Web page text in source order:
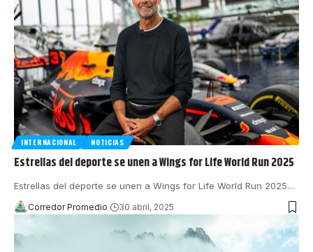
INTERNACIONAL NOTICIAS
Estrellas del deporte se unen a Wings for Life World Run 2025
Estrellas del deporte se unen a Wings for Life World Run 2025…
Corredor Promedio 30 abril, 2025